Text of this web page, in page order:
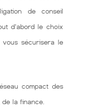
de conseil
d'abord le choix
sécurisera le
compact des
la finance.